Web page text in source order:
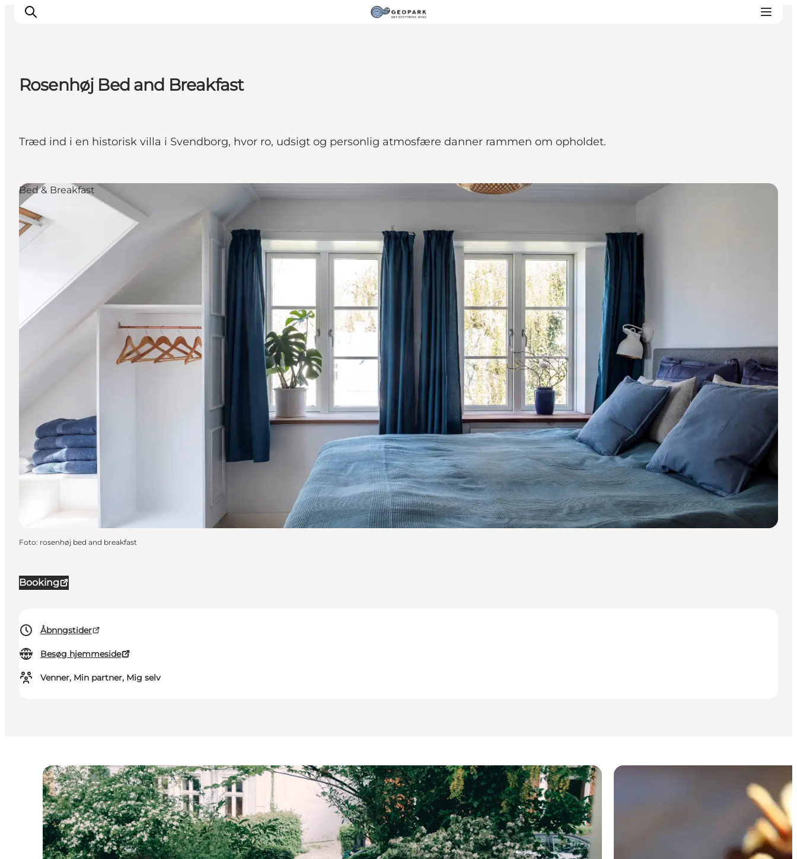
Rosenhøj Bed and Breakfast
Træd ind i en historisk villa i Svendborg, hvor ro, udsigt og personlig atmosfære danner rammen om opholdet.
Booking
Åbnngstider
Besøg hjemmeside
Venner, Min partner, Mig selv
Bed & Breakfast
Foto: rosenhøj bed and breakfast